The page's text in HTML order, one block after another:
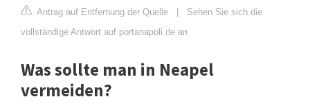
Antrag auf Entfernung der Quelle | Sehen Sie sich die
vollständige Antwort auf portanapoli.de an
Was sollte man in Neapel
vermeiden?